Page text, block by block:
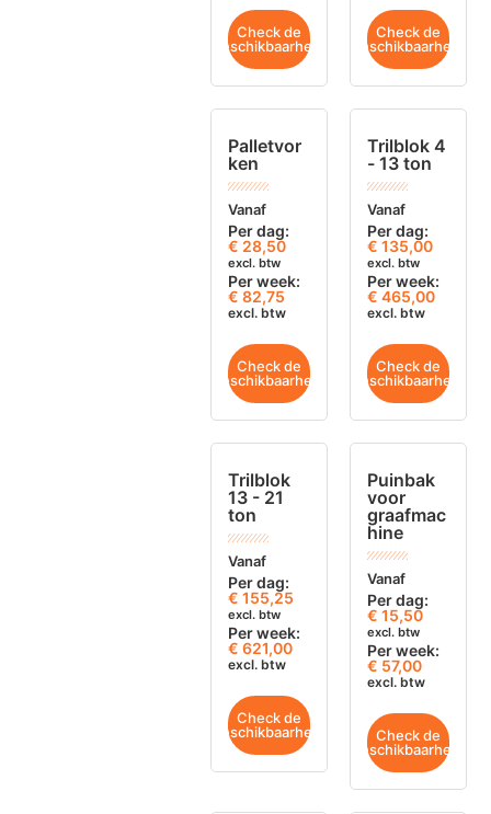
Check de
beschikbaarheid
Check de
beschikbaarheid
Palletvor
ken
Vanaf
Per dag:
€ 28,50
excl. btw
Per week:
€ 82,75
excl. btw
Check de
beschikbaarheid
Trilblok 4
- 13 ton
Vanaf
Per dag:
€ 135,00
excl. btw
Per week:
€ 465,00
excl. btw
Check de
beschikbaarheid
Trilblok
13 - 21
ton
Vanaf
Per dag:
€ 155,25
excl. btw
Per week:
€ 621,00
excl. btw
Check de
beschikbaarheid
Puinbak
voor
graafmac
hine
Vanaf
Per dag:
€ 15,50
excl. btw
Per week:
€ 57,00
excl. btw
Check de
beschikbaarheid